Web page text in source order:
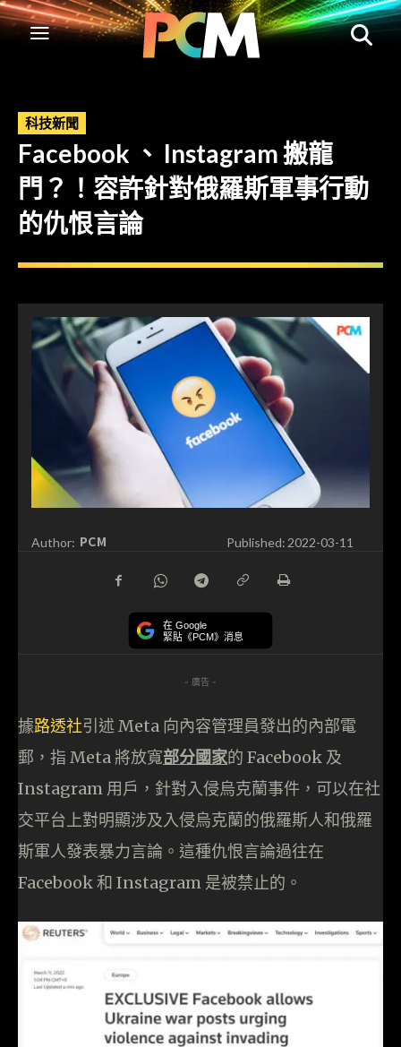
科技新聞
Facebook 、 Instagram 搬龍
門？！容許針對俄羅斯軍事行動
的仇恨言論
Author: PCM Published: 2022-03-11
在 Google
緊貼《PCM》消息
- 廣告 -
據路透社引述 Meta 向內容管理員發出的內部電
郵，指 Meta 將放寬部分國家的 Facebook 及
Instagram 用戶，針對入侵烏克蘭事件，可以在社
交平台上對明顯涉及入侵烏克蘭的俄羅斯人和俄羅
斯軍人發表暴力言論。這種仇恨言論過往在
Facebook 和 Instagram 是被禁止的。